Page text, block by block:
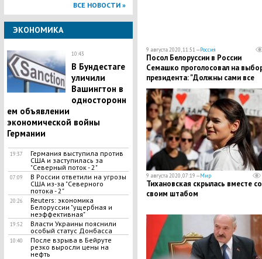
ВСЕ НОВОСТИ »
ЭКОНОМИКА
10:43
В Бундестаге
уличили
Вашингтон в
односторонн
ем объявлении
экономической войны
Германии
19:37
Германия выступила против
США и заступилась за
"Северный поток - 2"
07:09
В России ответили на угрозы
США из-за "Северного
потока - 2"
20:26
Reuters: экономика
Белоруссии "ущербная и
неэффективная"
19:52
Власти Украины пояснили
особый статус Донбасса
10:40
После взрыва в Бейруте
резко выросли цены на
нефть
9 августа 2020, 11:51 —Россия
Посол Белоруссии в России
Семашко проголосовал на
президента: "Должны сами все
определить"
9 августа 2020, 07:19 —Мир
Тихановская скрылась вместе со
своим штабом